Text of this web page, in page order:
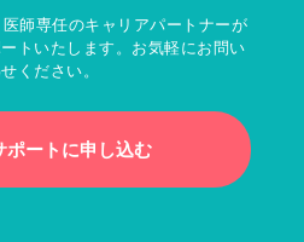
師専任のキャリアパートナーが
トいたします。お気軽にお問い
ください。
ポートに申し込む